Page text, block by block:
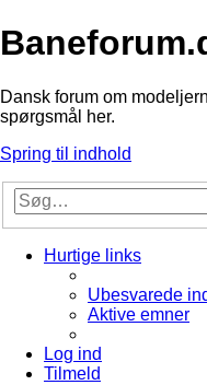
Dansk forum om
spørgsmål her.
Spring til indhold
Hurtige links
Ubesvarede
Aktive emner
Log ind
Tilmeld